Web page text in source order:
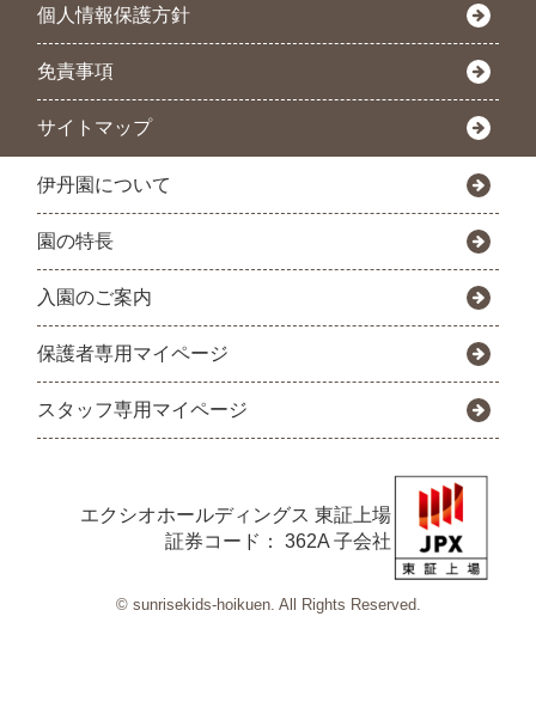
個人情報保護方針
免責事項
サイトマップ
伊丹園について
園の特長
入園のご案内
保護者専用マイページ
スタッフ専用マイページ
エクシオホールディングス 東証上場
証券コード： 362A 子会社
© sunrisekids-hoikuen. All Rights Reserved.